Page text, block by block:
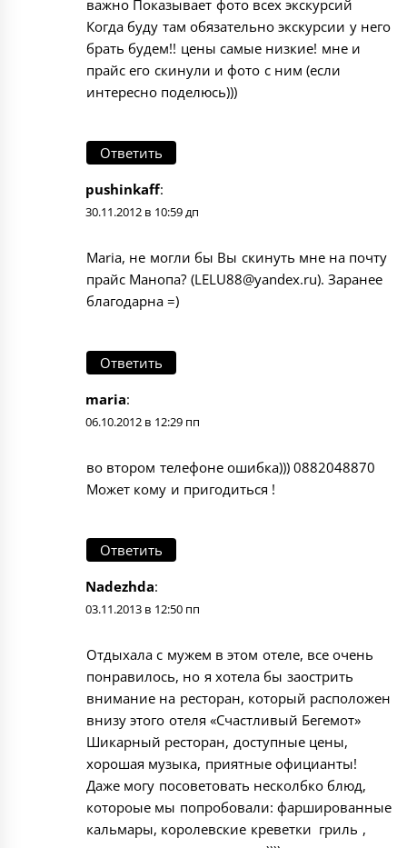
важно Показывает фото всех экскурсий
Когда буду там обязательно экскурсии у него
брать будем!! цены самые низкие! мне и
прайс его скинули и фото с ним (если
интересно поделюсь)))
Ответить
pushinkaff:
30.11.2012 в 10:59 дп
Maria, не могли бы Вы скинуть мне на почту
прайс Манопа? (LELU88@yandex.ru). Заранее
благодарна =)
Ответить
maria:
06.10.2012 в 12:29 пп
во втором телефоне ошибка))) 0882048870
Может кому и пригодиться !
Ответить
Nadezhda:
03.11.2013 в 12:50 пп
Отдыхала с мужем в этом отеле, все очень
понравилось, но я хотела бы заострить
внимание на ресторан, который расположен
внизу этого отеля «Счастливый Бегемот»
Шикарный ресторан, доступные цены,
хорошая музыка, приятные официанты!
Даже могу посоветовать несколбко блюд,
котороые мы попробовали: фаршированные
кальмары, королевские креветки гриль ,